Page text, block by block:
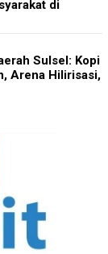
di
Sulsel: Kopi
Arena Hilirisasi,